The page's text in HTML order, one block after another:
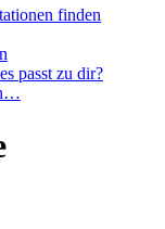
finden
passt zu dir?